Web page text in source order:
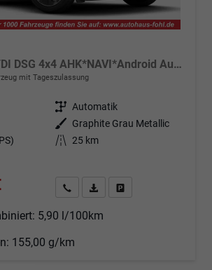
Sportline 2.0 TDI DSG 4x4 AHK*NAVI*Android Auto**SHZ*Keyless*Kamera*ACC
mit Tageszulassung
Getriebe Automatik
Außenfarbe
Graphite Grau Metallic
Kilometerstand 25 km
Angebot anfordern
Fahrzeugexpose (PDF)
5,90 l/100km
155,00 g/km